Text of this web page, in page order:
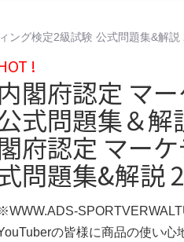
ング検定2級試験 公式問題集&解
!
内閣府認定 マ
式問題集＆解
府認定 マー
問題集&解説
の皆様に商品の使い心